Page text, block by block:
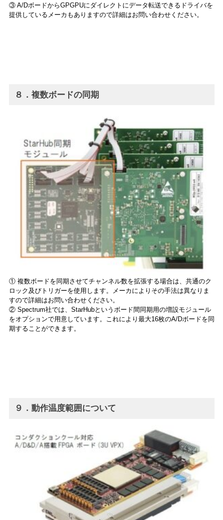
③ A/DボードからGPGPUにダイレクトにデータ転送できるドライバを
提供しているメーカもありますので詳細はお問い合わせください。
８．複数ボードの同期
① 複数ボードを同期させてチャンネル数を拡張する場合は、共通のク
ロック及びトリガーを使用します。メーカによりその手法は異なりま
すので詳細はお問い合わせください。
② Spectrum社では、StarHubというボード間同期用の増設モジュール
をオプションで用意しています。これにより最大16枚のA/Dボードを同
期することができます。
９．動作温度範囲について